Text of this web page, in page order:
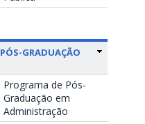
PÓS-GRADUAÇÃO
Programa de Pós-
Graduação em
Administração